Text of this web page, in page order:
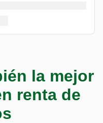
la mejor
renta de